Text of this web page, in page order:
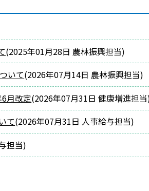
(2025年01月28日 農林振興担当)
いて(2026年07月14日 農林振興担当)
月改定(2026年07月31日 健康増進担当
て(2026年07月31日 人事給与担当)
担当)